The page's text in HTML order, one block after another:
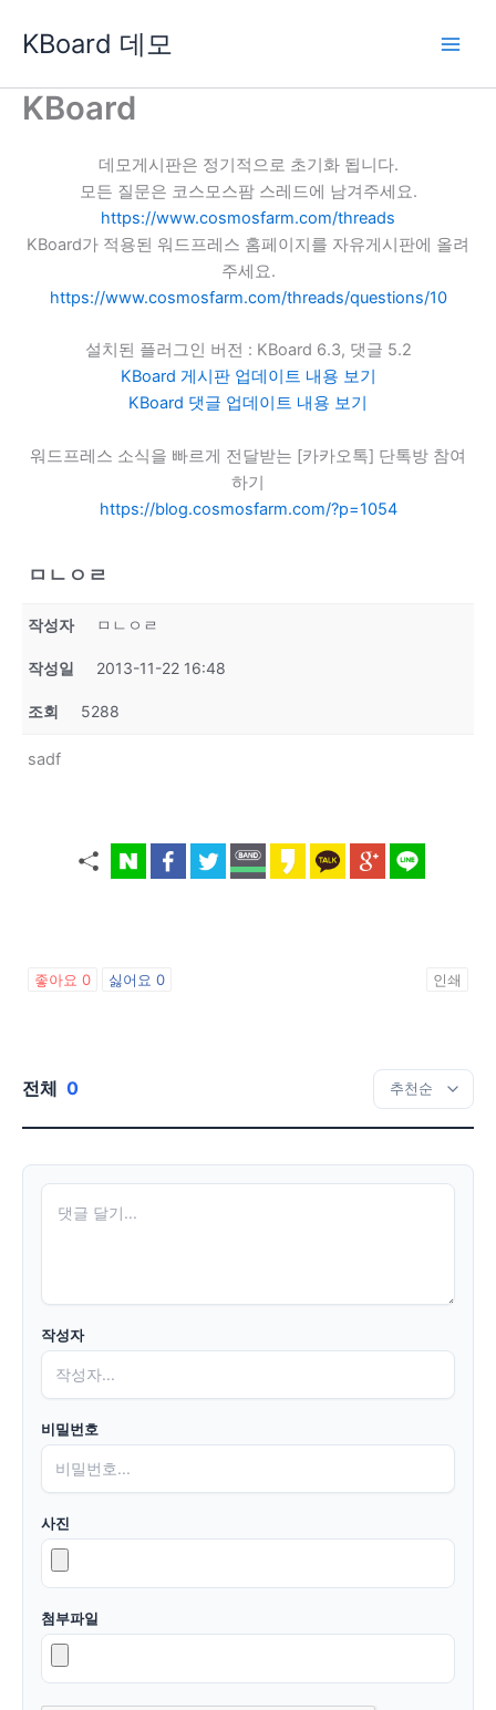
로
KBoard 데모
KBoard
데모게시판은 정기적으로 초기화 됩니다.
모든 질문은 코스모스팜 스레드에 남겨주세요.
https://www.cosmosfarm.com/threads
KBoard가 적용된 워드프레스 홈페이지를 자유게시판에 올려
주세요.
https://www.cosmosfarm.com/threads/questions/10
설치된 플러그인 버전 : KBoard 6.3, 댓글 5.2
KBoard 게시판 업데이트 내용 보기
KBoard 댓글 업데이트 내용 보기
워드프레스 소식을 빠르게 전달받는 [카카오톡] 단톡방 참여
하기
https://blog.cosmosfarm.com/?p=1054
ㅁㄴㅇㄹ
작성자 ㅁㄴㅇㄹ
작성일 2013-11-22 16:48
조회 5288
sadf
좋아요 0 싫어요 0 인쇄
전체 0
작성자
비밀번호
사진
첨부파일